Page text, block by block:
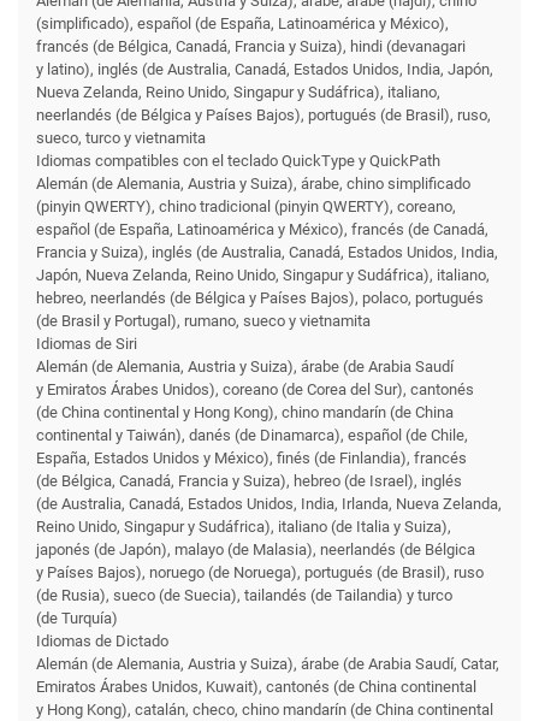
(simplificado), español (de España, Latinoamérica y México),
francés (de Bélgica, Canadá, Francia y Suiza), hindi (devanagari
y latino), inglés (de Australia, Canadá, Estados Unidos, India, Japón,
Nueva Zelanda, Reino Unido, Singapur y Sudáfrica), italiano,
neerlandés (de Bélgica y Países Bajos), portugués (de Brasil), ruso,
sueco, turco y vietnamita
Idiomas compatibles con el teclado QuickType y QuickPath
Alemán (de Alemania, Austria y Suiza), árabe, chino simplificado
(pinyin QWERTY), chino tradicional (pinyin QWERTY), coreano,
español (de España, Latinoamérica y México), francés (de Canadá,
Francia y Suiza), inglés (de Australia, Canadá, Estados Unidos, India,
Japón, Nueva Zelanda, Reino Unido, Singapur y Sudáfrica), italiano,
hebreo, neerlandés (de Bélgica y Países Bajos), polaco, portugués
(de Brasil y Portugal), rumano, sueco y vietnamita
Idiomas de Siri
Alemán (de Alemania, Austria y Suiza), árabe (de Arabia Saudí
y Emiratos Árabes Unidos), coreano (de Corea del Sur), cantonés
(de China continental y Hong Kong), chino mandarín (de China
continental y Taiwán), danés (de Dinamarca), español (de Chile,
España, Estados Unidos y México), finés (de Finlandia), francés
(de Bélgica, Canadá, Francia y Suiza), hebreo (de Israel), inglés
(de Australia, Canadá, Estados Unidos, India, Irlanda, Nueva Zelanda,
Reino Unido, Singapur y Sudáfrica), italiano (de Italia y Suiza),
japonés (de Japón), malayo (de Malasia), neerlandés (de Bélgica
y Países Bajos), noruego (de Noruega), portugués (de Brasil), ruso
(de Rusia), sueco (de Suecia), tailandés (de Tailandia) y turco
(de Turquía)
Idiomas de Dictado
Alemán (de Alemania, Austria y Suiza), árabe (de Arabia Saudí, Catar,
Emiratos Árabes Unidos, Kuwait), cantonés (de China continental
y Hong Kong), catalán, checo, chino mandarín (de China continental